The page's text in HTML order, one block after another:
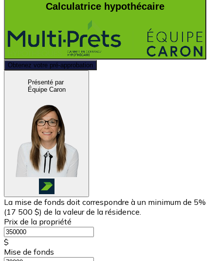
Calculatrice hypothécaire
Obtenez votre pré-approbation
Présenté par
Équipe Caron
La mise de fonds doit correspondre à un minimum de 5%
(17 500 $) de la valeur de la résidence.
Prix de la propriété
$
Mise de fonds